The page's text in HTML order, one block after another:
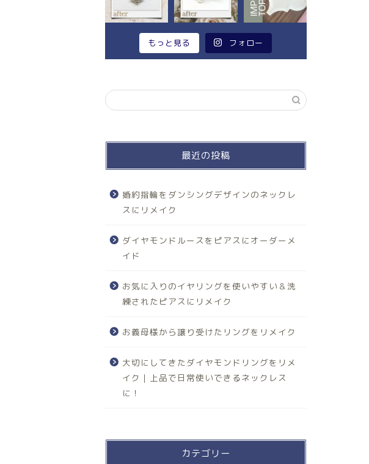
もっと見る フォロー
最近の投稿
婚約指輪をダンシングデザインのネックレ
スにリメイク
ダイヤモンドルースをピアスにオーダーメ
イド
お気に入りのイヤリングを使いやすい＆洗
練されたピアスにリメイク
お義母様から譲り受けたリングをリメイク
大切にしてきたダイヤモンドリングをリメ
イク｜上品で日常使いできるネックレス
に！
カテゴリー